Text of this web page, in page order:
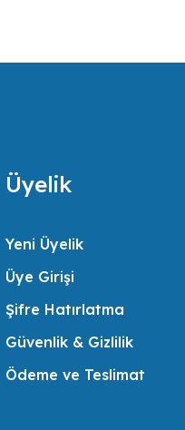
ihtiyaçlarını en iyi
Üyelik
Yeni Üyelik
Üye Girişi
Şifre Hatırlatma
Güvenlik & Gizlilik
Ödeme ve Teslimat